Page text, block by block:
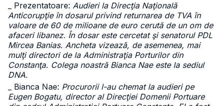
_ Prezentatoare: Audieri la Direcţia Naţională
Anticorupţie în dosarul privind returnarea de TVA în
valoare de 60 de milioane de euro cerută de un om de
afaceri libanez. În dosar este cercetat şi senatorul PDL
Mircea Banias. Ancheta vizează, de asemenea, mai
mulţi directori de la Administraţia Porturilor din
Constanţa. Colega noastră Bianca Nae este la sediul
DNA.
_ Bianca Nae: Procurorii l-au chemat la audieri pe
Eugen Bogatu, director al Direcţiei Domenii Portuare